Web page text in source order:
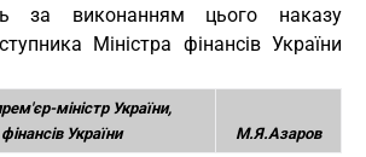
за виконанням цього наказу
Міністра фінансів України
міністр України,
України
М.Я.Азаров